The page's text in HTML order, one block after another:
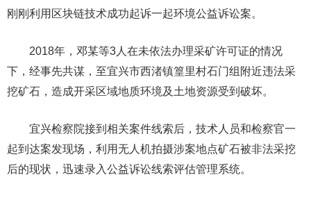
刚刚利用区块链技术成功起诉一起环境公益诉讼案。
2018年，邓某等3人在未依法办理采矿许可证的情况
下，经事先共谋，至宜兴市西渚镇篁里村石门组附近违法采
挖矿石，造成开采区域地质环境及土地资源受到破坏。
宜兴检察院接到相关案件线索后，技术人员和检察官一
起到达案发现场，利用无人机拍摄涉案地点矿石被非法采挖
后的现状，迅速录入公益诉讼线索评估管理系统。